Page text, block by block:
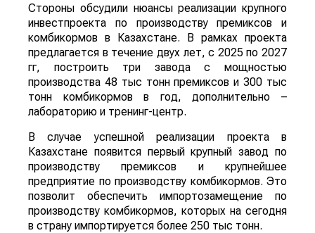
Стороны обсудили нюансы реализации крупного
инвестпроекта по производству премиксов и
комбикормов в Казахстане. В рамках проекта
предлагается в течение двух лет, с 2025 по 2027
гг, построить три завода с мощностью
производства 48 тыс тонн премиксов и 300 тыс
тонн комбикормов в год, дополнительно –
лабораторию и тренинг-центр.
В случае успешной реализации проекта в
Казахстане появится первый крупный завод по
производству премиксов и крупнейшее
предприятие по производству комбикормов. Это
позволит обеспечить импортозамещение по
производству комбикормов, которых на сегодня
в страну импортируется более 250 тыс тонн.